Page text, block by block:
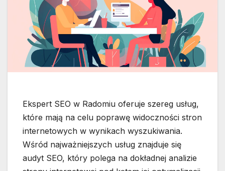
Ekspert SEO w Radomiu oferuje szereg usług,
które mają na celu poprawę widoczności stron
internetowych w wynikach wyszukiwania.
Wśród najważniejszych usług znajduje się
audyt SEO, który polega na dokładnej analizie